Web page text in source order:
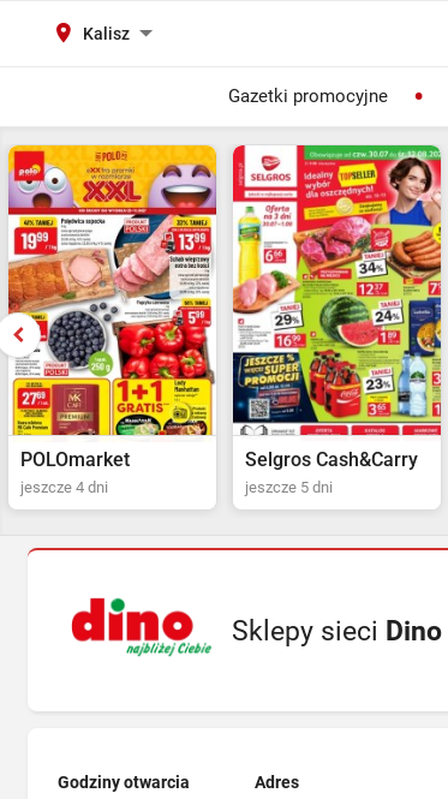
Kalisz
Gazetki promocyjne
Selgros Cash&Carry
jeszcze 5 dni
Netto
jeszcze 5 dni
Sklepy sieci Dino
Godziny otwarcia Adres